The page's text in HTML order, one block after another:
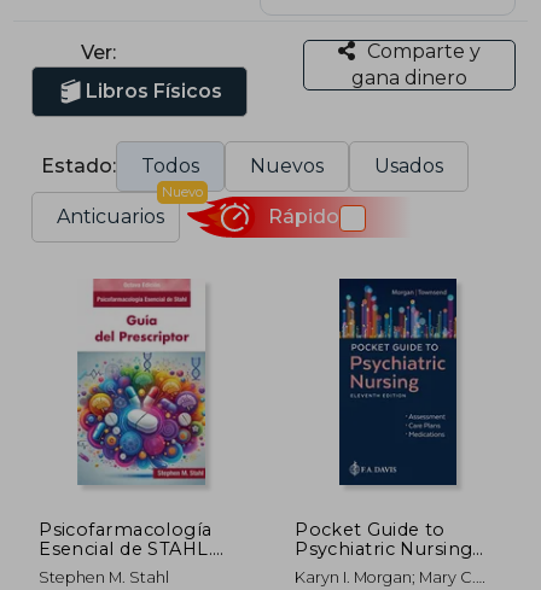
Ver:
Libros Físicos
Comparte y
gana dinero
Estado: Todos Nuevos Usados
Anticuarios
Nuevo
Rápido
Psicofarmacología
Esencial de STAHL.
Guía del Prescriptor
Stephen M. Stahl
Pocket Guide to
Psychiatric Nursing
(en Inglés)
Karyn I. Morgan; Mary C.